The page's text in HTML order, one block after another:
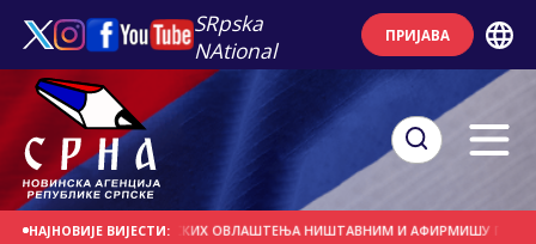
SRpska
NAtional
ПРИЈАВА
НАЈНОВИЈЕ ВИЈЕСТИ:
ПРОГЛАШЕЊЕ БОНСКИХ ОВЛАШТЕЊА НИШТАВНИМ И АФИРМИШУ ПРАВО